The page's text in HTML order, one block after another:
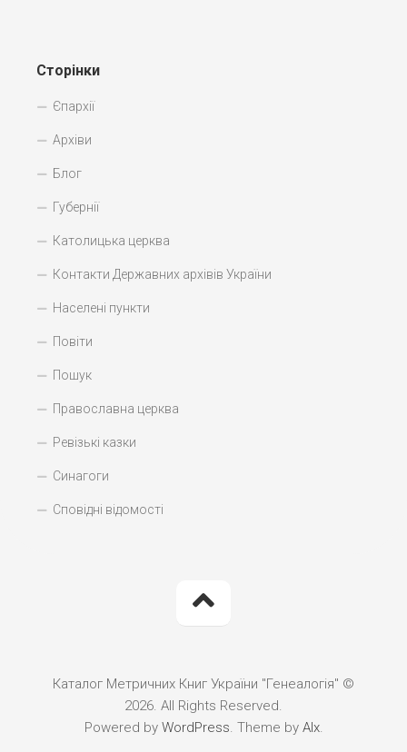
Сторінки
Єпархії
Архіви
Блог
Губернії
Католицька церква
Контакти Державних архівів України
Населені пункти
Повіти
Пошук
Православна церква
Ревізькі казки
Синагоги
Сповідні відомості
Каталог Метричних Книг України "Генеалогія" ©
2026. All Rights Reserved.
Powered by WordPress. Theme by Alx.